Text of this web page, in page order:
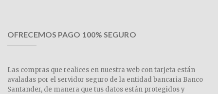
OFRECEMOS PAGO 100% SEGURO
Las compras que realices en nuestra web con tarjeta están
avaladas por el servidor seguro de la entidad bancaria Banco
Santander, de manera que tus datos están protegidos y